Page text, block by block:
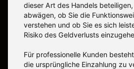
dieser Art des Handels
abwägen, ob Sie die
verstehen und ob Sie es sich
Risiko des Geldverlusts
Für professionelle Kunden
die ursprüngliche Einzahlung zu